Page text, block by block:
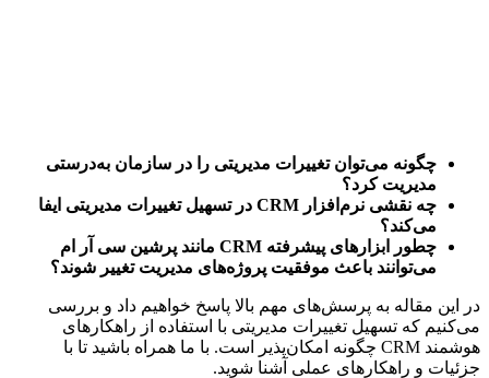
چگونه می‌توان تغییرات مدیریتی را در سازمان به‌درستی
مدیریت کرد؟
چه نقشی نرم‌افزار CRM در تسهیل تغییرات مدیریتی ایفا
می‌کند؟
چطور ابزارهای پیشرفته CRM مانند پرشین سی آر ام
می‌توانند باعث موفقیت پروژه‌های مدیریت تغییر شوند؟
در این مقاله به پرسش‌های مهم بالا پاسخ خواهیم داد و بررسی
می‌کنیم که تسهیل تغییرات مدیریتی با استفاده از راهکارهای
هوشمند CRM چگونه امکان‌پذیر است. با ما همراه باشید تا با
جزئیات و راهکارهای عملی آشنا شوید.